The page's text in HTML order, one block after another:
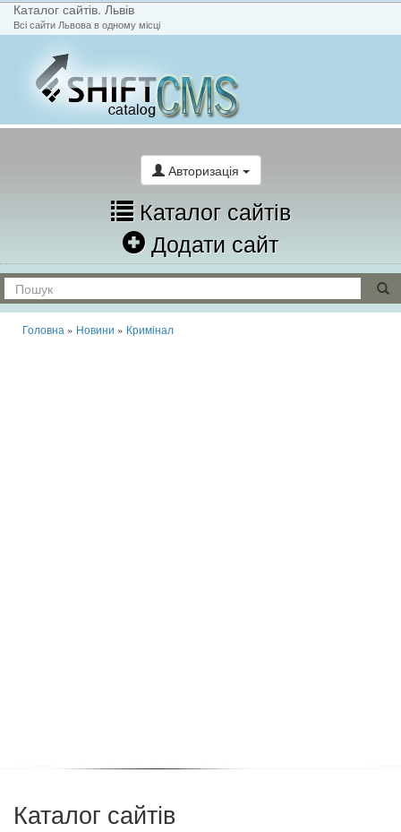
Каталог сайтів. Львів
Всі сайти Львова в одному місці
Авторизація
Каталог сайтів
Додати сайт
Головна » Новини » Кримінал
Каталог сайтів